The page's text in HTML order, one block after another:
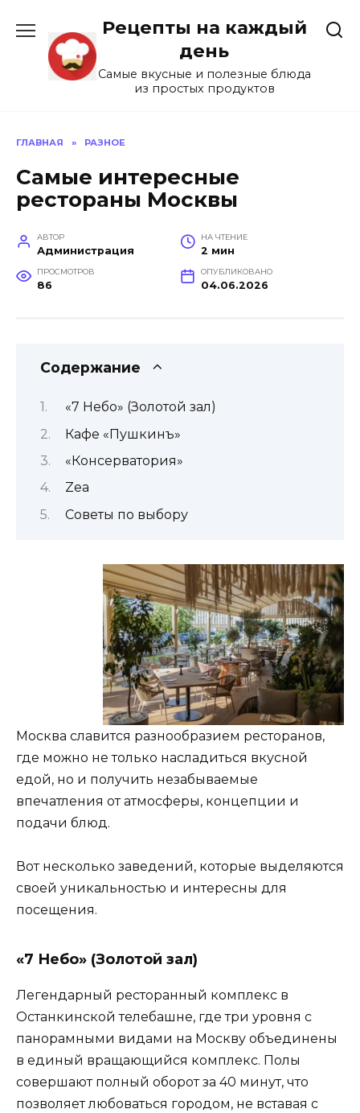
содержанию
Рецепты на каждый
день
Самые вкусные и полезные блюда
из простых продуктов
ГЛАВНАЯ » РАЗНОЕ
Самые интересные
рестораны Москвы
АВТОР
Администрация
НА ЧТЕНИЕ
2 мин
ПРОСМОТРОВ
86
ОПУБЛИКОВАНО
04.06.2026
Содержание
«7 Небо» (Золотой зал)
Кафе «Пушкинъ»
«Консерватория»
Zea
Советы по выбору
Москва славится разнообразием ресторанов,
где можно не только насладиться вкусной
едой, но и получить незабываемые
впечатления от атмосферы, концепции и
подачи блюд.
Вот несколько заведений, которые выделяются
своей уникальностью и интересны для
посещения.
«7 Небо» (Золотой зал)
Легендарный ресторанный комплекс в
Останкинской телебашне, где три уровня с
панорамными видами на Москву объединены
в единый вращающийся комплекс. Полы
совершают полный оборот за 40 минут, что
позволяет любоваться городом, не вставая с